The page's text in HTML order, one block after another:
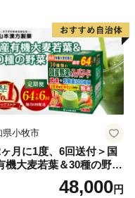
和、温暖な気候、魅
光地としての人気も
県小牧市
ヶ月に1度、6回送付＞国
機大麦若葉＆30種の野
山本漢方 定期便
48,000円